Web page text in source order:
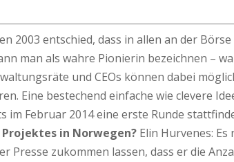
2003 entschied, dass in allen an der
man als wahre Pionierin bezeichnen –
und CEOs können dabei
Eine bestechend einfache wie clevere
im Februar 2014 eine erste Runde
Projektes in Norwegen? Elin Hurvenes:
Presse zukommen lassen, dass er die